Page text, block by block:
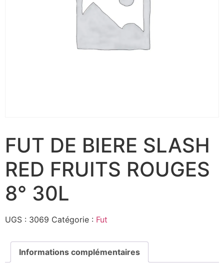
FUT DE BIERE SLASH
RED FRUITS ROUGES
8° 30L
UGS : 3069 Catégorie : Fut
Informations complémentaires